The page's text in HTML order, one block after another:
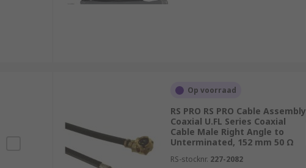
Op voorraad
RS PRO RS PRO Cable Assembly
Coaxial U.FL Series Coaxial
Cable Male Right Angle to
Unterminated, 152 mm 50 Ω
RS-stocknr. 227-2082